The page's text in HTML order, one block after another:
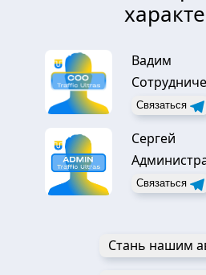
Вадим
Связаться
Сергей
Связаться
Стань нашим